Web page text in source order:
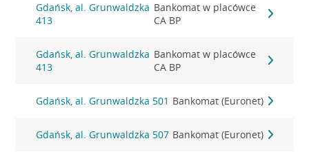
Gdańsk, al. Grunwaldzka
413
Bankomat w placówce
CA BP
Gdańsk, al. Grunwaldzka
413
Bankomat w placówce
CA BP
Gdańsk, al. Grunwaldzka 501 Bankomat (Euronet)
Gdańsk, al. Grunwaldzka 507 Bankomat (Euronet)